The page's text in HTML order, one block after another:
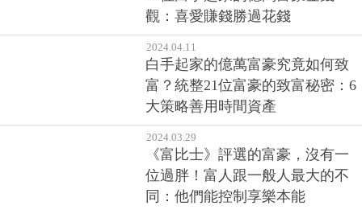
觀：喜愛賺錢勝過花錢
2024.04.11
白手起家的億萬富豪究竟如何致
富？統整21位富豪的致富秘密：6
大策略善用時間資產
2024.03.29
《富比士》評選的富豪，沒有一
位過胖！富人跟一般人最大的不
同：他們能控制享樂本能